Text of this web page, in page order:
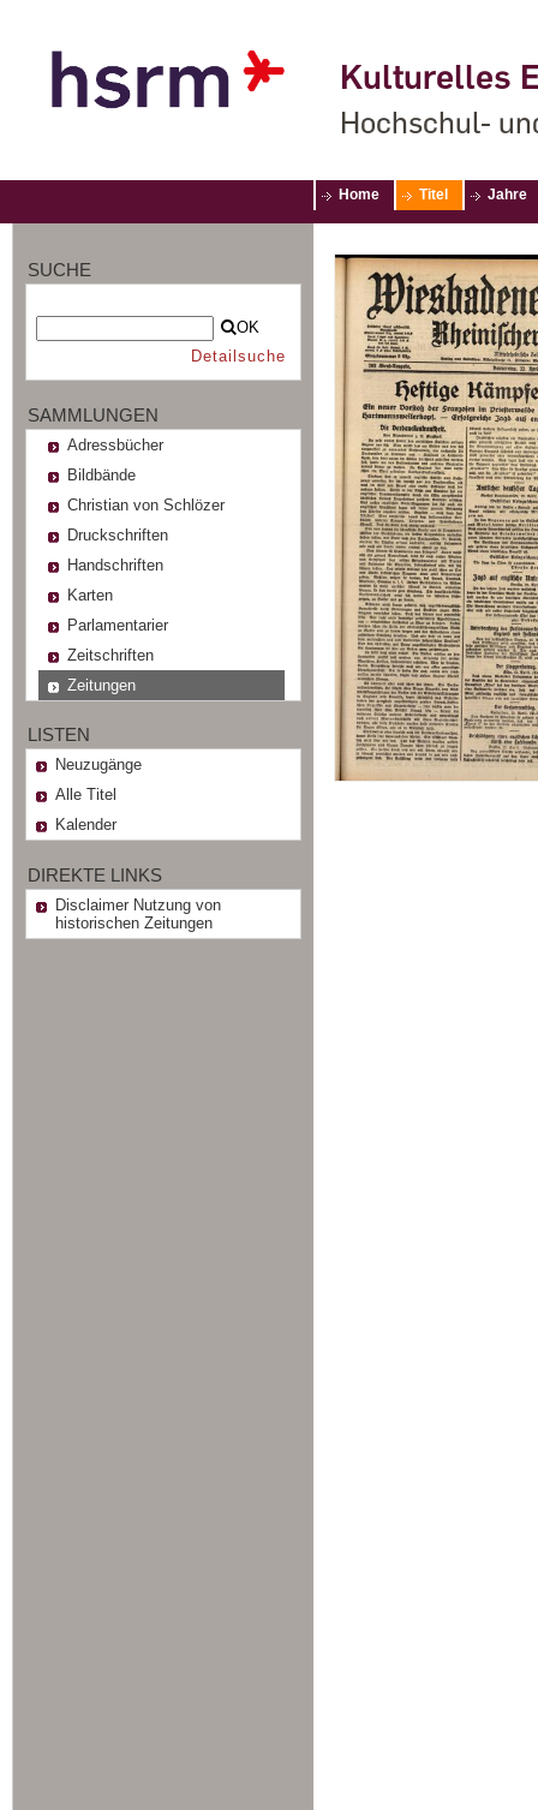
Kulturelles
Hochschul-
Home Titel Jahre
SUCHE
OK
Detailsuche
SAMMLUNGEN
Adressbücher
Bildbände
Christian von Schlözer
Druckschriften
Handschriften
Karten
Parlamentarier
Zeitschriften
Zeitungen
LISTEN
Neuzugänge
Alle Titel
Kalender
DIREKTE LINKS
Disclaimer Nutzung von
historischen Zeitungen